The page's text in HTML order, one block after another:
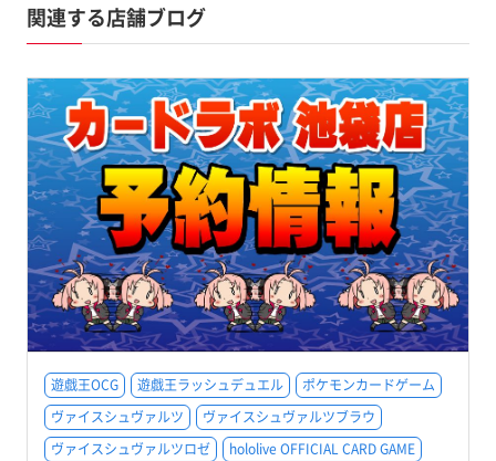
関連する店舗ブログ
遊戯王OCG 遊戯王ラッシュデュエル
ポケモンカードゲーム
ヴァイスシュヴァルツ
ヴァイスシュヴァルツブラウ
ヴァイスシュヴァルツロゼ
hololive OFFICIAL CARD GAME